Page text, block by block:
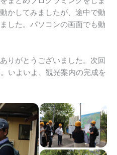
かしてみましたが、途中で動
した。パソコンの画面でも動
りがとうございました。次回
いよいよ、観光案内の完成を